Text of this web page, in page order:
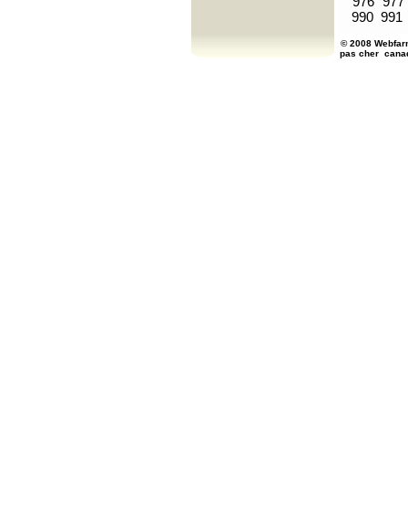
990 991
© 2008
pas cher